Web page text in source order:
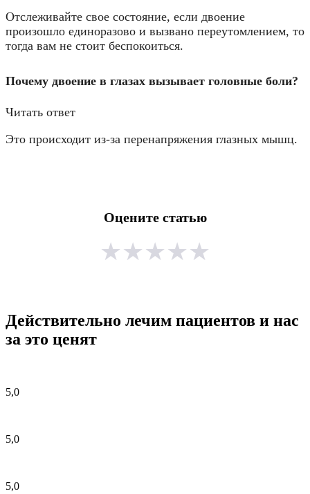
Отслеживайте свое состояние, если двоение
произошло единоразово и вызвано переутомлением, то
тогда вам не стоит беспокоиться.
Почему двоение в глазах вызывает головные боли?
Читать ответ
Это происходит из-за перенапряжения глазных мышц.
Оцените статью
★★★★★
Действительно лечим пациентов и нас
за это ценят
5,0
5,0
5,0